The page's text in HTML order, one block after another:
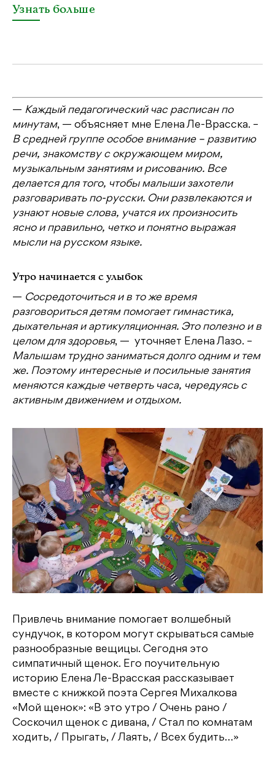
Узнать больше
— Каждый педагогический час расписан по
минутам, — объясняет мне Елена Ле-Врасска. –
В средней группе особое внимание – развитию
речи, знакомству с окружающем миром,
музыкальным занятиям и рисованию. Все
делается для того, чтобы малыши захотели
разговаривать по-русски. Они развлекаются и
узнают новые слова, учатся их произносить
ясно и правильно, четко и понятно выражая
мысли на русском языке.
Утро начинается с улыбок
— Сосредоточиться и в то же время
разговориться детям помогает гимнастика,
дыхательная и артикуляционная. Это полезно и в
целом для здоровья, — уточняет Елена Лазо. –
Малышам трудно заниматься долго одним и тем
же. Поэтому интересные и посильные занятия
меняются каждые четверть часа, чередуясь с
активным движением и отдыхом.
Привлечь внимание помогает волшебный
сундучок, в котором могут скрываться самые
разнообразные вещицы. Сегодня это
симпатичный щенок. Его поучительную
историю Елена Ле-Врасская рассказывает
вместе с книжкой поэта Сергея Михалкова
«Мой щенок»: «В это утро / Очень рано /
Соскочил щенок с дивана, / Стал по комнатам
ходить, / Прыгать, / Лаять, / Всех будить…»